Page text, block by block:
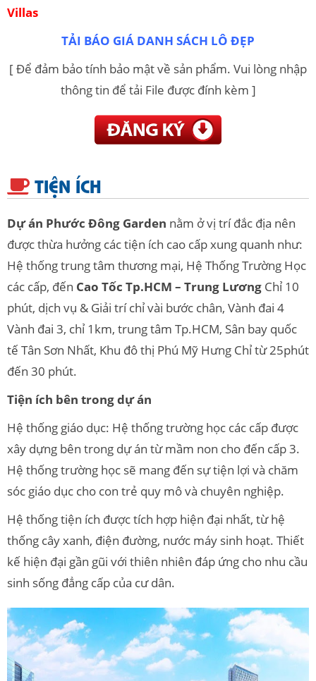
Villas
TẢI BÁO GIÁ DANH SÁCH LÔ ĐẸP
[ Để đảm bảo tính bảo mật về sản phẩm. Vui lòng nhập
thông tin để tải File được đính kèm ]
TIỆN ÍCH
Dự án Phước Đông Garden nằm ở vị trí đắc địa nên
được thừa hưởng các tiện ích cao cấp xung quanh như:
Hệ thống trung tâm thương mại, Hệ Thống Trường Học
các cấp, đến Cao Tốc Tp.HCM – Trung Lương Chỉ 10
phút, dịch vụ & Giải trí chỉ vài bước chân, Vành đai 4
Vành đai 3, chỉ 1km, trung tâm Tp.HCM, Sân bay quốc
tế Tân Sơn Nhất, Khu đô thị Phú Mỹ Hưng Chỉ từ 25phút
đến 30 phút.
Tiện ích bên trong dự án
Hệ thống giáo dục: Hệ thống trường học các cấp được
xây dựng bên trong dự án từ mầm non cho đến cấp 3.
Hệ thống trường học sẽ mang đến sự tiện lợi và chăm
sóc giáo dục cho con trẻ quy mô và chuyên nghiệp.
Hệ thống tiện ích được tích hợp hiện đại nhất, từ hệ
thống cây xanh, điện đường, nước máy sinh hoạt. Thiết
kế hiện đại gần gũi với thiên nhiên đáp ứng cho nhu cầu
sinh sống đẳng cấp của cư dân.